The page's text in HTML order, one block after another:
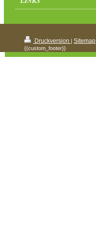
Druckversion | Sitemap
{{custom_footer}}